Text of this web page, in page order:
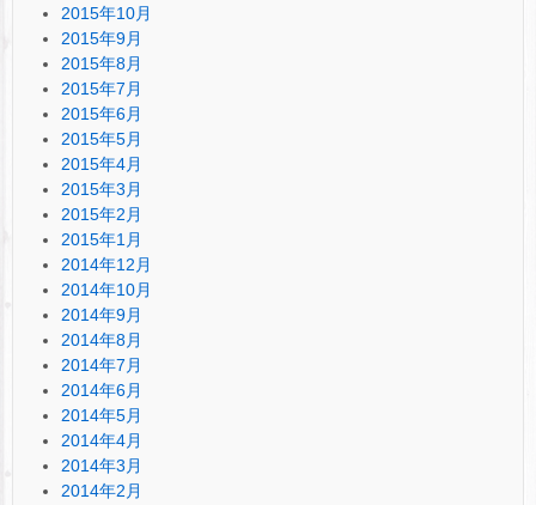
2015年10月
2015年9月
2015年8月
2015年7月
2015年6月
2015年5月
2015年4月
2015年3月
2015年2月
2015年1月
2014年12月
2014年10月
2014年9月
2014年8月
2014年7月
2014年6月
2014年5月
2014年4月
2014年3月
2014年2月